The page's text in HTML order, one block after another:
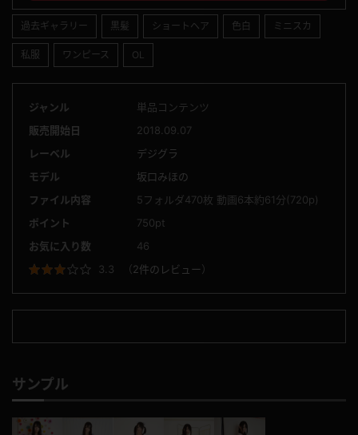
過去ギャラリー 黒髪 ショートヘア 色白 ミニスカ
私服 ワンピース OL
ジャンル
単品コンテンツ
販売開始日
2018.09.07
レーベル
デジグラ
モデル
坂口みほの
ファイル内容
5フォルダ470枚 動画6本約61分(720p)
ポイント
750pt
お気に入り数
46
3.3
（2件のレビュー）
サンプル